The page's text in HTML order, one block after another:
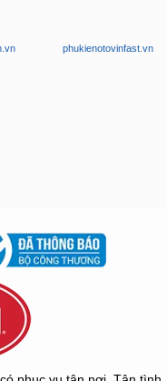
phukienotovinfast.vn